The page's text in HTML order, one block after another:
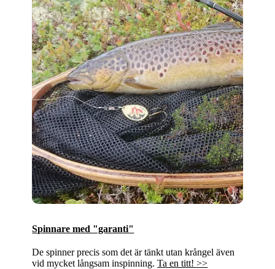
Spinnare med "garanti"
De spinner precis som det är tänkt utan krångel även
vid mycket långsam inspinning.Ta en titt! >>